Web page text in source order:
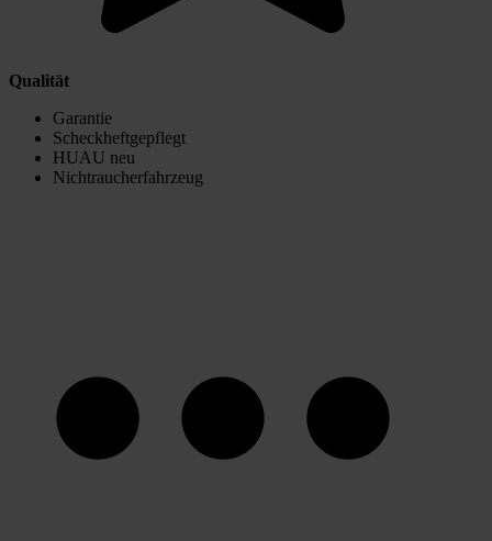
Qualität
Garantie
Scheckheftgepflegt
HUAU neu
Nichtraucherfahrzeug